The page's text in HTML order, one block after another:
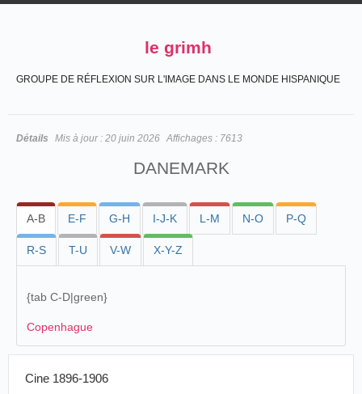
le grimh
GROUPE DE RÉFLEXION SUR L'IMAGE DANS LE MONDE HISPANIQUE
Détails Mis à jour : 20 juin 2026 Affichages : 7613
DANEMARK
A-B E-F G-H I-J-K L-M N-O P-Q
R-S T-U V-W X-Y-Z
{tab C-D|green}
Copenhague
Cine 1896-1906